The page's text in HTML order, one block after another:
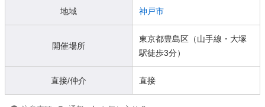
地域 神戸市
開催場所
東京都豊島区（山手線・大塚
駅徒歩3分）
直接/仲介 直接